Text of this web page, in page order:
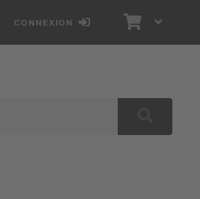
CONNEXION